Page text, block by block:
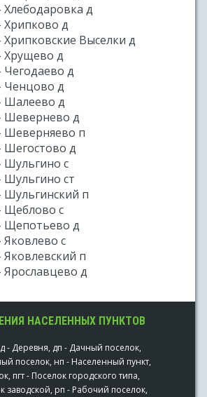
Хлебодаровка д
Хрипково д
Хрипковские Выселки д
Хрущево д
Чегодаево д
Ченцово д
Шалеево д
Шевернево д
Шеверняево п
Шегостово д
Шульгино с
Шульгино ст
Шульгинский п
Щеблово с
Щепотьево д
Яковлево с
Яковлевский п
Ярославцево д
НАСЕЛЕННЫХ ПУНКТОВ
- Деревня, дп - Дачный поселок,
поселок, нп - Населенный пункт,
пгт - Поселок городского типа,
заводской, рп - Рабочий поселок,